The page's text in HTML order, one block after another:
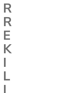
R
R
E
K
I
L